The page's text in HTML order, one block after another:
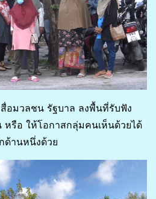
สื่อมวลชน รัฐบาล ลงพื้นที่รับฟัง
รือ ให้โอกาสกลุ่มคนเห็นด้วยได้
ด้านหนึ่งด้วย